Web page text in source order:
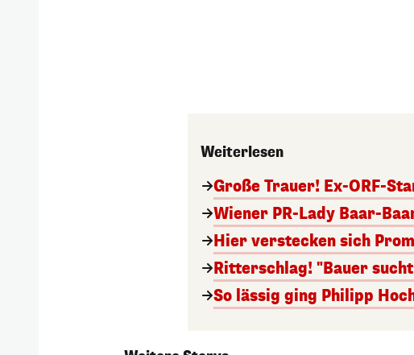
Weiterlesen
Große Trauer! Ex-ORF-
Wiener PR-Lady Baar-
Hier verstecken sich
Ritterschlag! "Bauer
So lässig ging Philipp